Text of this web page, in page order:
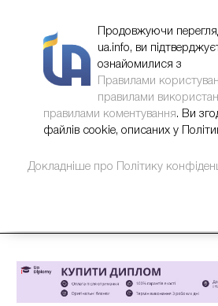
Продовжуючи
ua.info, ви
ознайомилися з
Правилами
правилами
правилами коментування. Ви
файлів cookie, описаних у
Докладніше про Політику